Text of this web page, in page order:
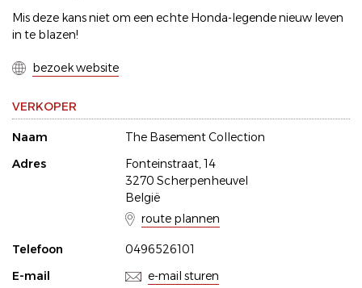
Mis deze kans niet om een echte Honda-legende nieuw leven
in te blazen!
bezoek website
VERKOPER
Naam
The Basement Collection
Adres
Fonteinstraat, 14
3270 Scherpenheuvel
België
route plannen
Telefoon
0496526101
E-mail
e-mail sturen